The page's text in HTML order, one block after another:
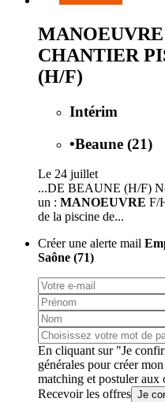
CHANTIER
(H/F)
Intérim
•Beaune (21)
Le 24 juillet
...DE BEAUNE (H/F)
un : MANOEUVRE F/
de la piscine de...
Créer une alerte mail
Saône (71)
En cliquant sur "Je
générales pour créer
matching et postuler aux
Recevoir les offres Je